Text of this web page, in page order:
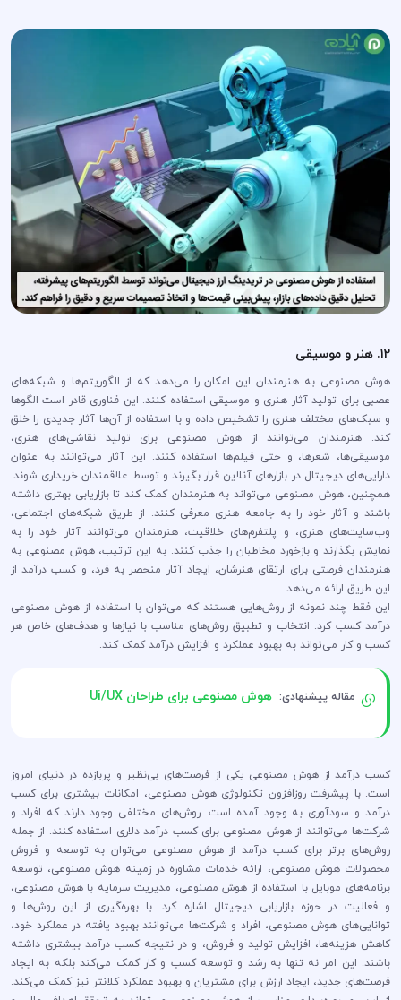
12. هنر و موسیقی
هوش مصنوعی به هنرمندان این امکان را می‌دهد که از الگوریتم‌ها و شبکه‌های
عصبی برای تولید آثار هنری و موسیقی استفاده کنند. این فناوری قادر است الگوها
و سبک‌های مختلف هنری را تشخیص داده و با استفاده از آن‌ها آثار جدیدی را خلق
کند. هنرمندان می‌توانند از هوش مصنوعی برای تولید نقاشی‌های هنری،
موسیقی‌ها، شعرها، و حتی فیلم‌ها استفاده کنند. این آثار می‌توانند به عنوان
دارایی‌های دیجیتال در بازارهای آنلاین قرار بگیرند و توسط علاقمندان خریداری شوند.
همچنین، هوش مصنوعی می‌تواند به هنرمندان کمک کند تا بازاریابی بهتری داشته
باشند و آثار خود را به جامعه هنری معرفی کنند. از طریق شبکه‌های اجتماعی،
وب‌سایت‌های هنری، و پلتفرم‌های خلاقیت، هنرمندان می‌توانند آثار خود را به
نمایش بگذارند و بازخورد مخاطبان را جذب کنند. به این ترتیب، هوش مصنوعی به
هنرمندان فرصتی برای ارتقای هنرشان، ایجاد آثار منحصر به فرد، و کسب درآمد از
این طریق ارائه می‌دهد.
این فقط چند نمونه از روش‌هایی هستند که می‌توان با استفاده از هوش مصنوعی
درآمد کسب کرد. انتخاب و تطبیق روش‌های مناسب با نیازها و هدف‌های خاص هر
کسب و کار می‌تواند به بهبود عملکرد و افزایش درآمد کمک کند.
مقاله پیشنهادی: هوش مصنوعی برای طراحان Ui/UX
کسب درآمد از هوش مصنوعی یکی از فرصت‌های بی‌نظیر و پربازده در دنیای امروز
است. با پیشرفت روزافزون تکنولوژی هوش مصنوعی، امکانات بیشتری برای کسب
درآمد و سودآوری به وجود آمده است. روش‌های مختلفی وجود دارند که افراد و
شرکت‌ها می‌توانند از هوش مصنوعی برای کسب درآمد دلاری استفاده کنند. از جمله
روش‌های برتر برای کسب درآمد از هوش مصنوعی می‌توان به توسعه و فروش
محصولات هوش مصنوعی، ارائه خدمات مشاوره در زمینه هوش مصنوعی، توسعه
برنامه‌های موبایل با استفاده از هوش مصنوعی، مدیریت سرمایه با هوش مصنوعی،
و فعالیت در حوزه بازاریابی دیجیتال اشاره کرد. با بهره‌گیری از این روش‌ها و
توانایی‌های هوش مصنوعی، افراد و شرکت‌ها می‌توانند بهبود یافته در عملکرد خود،
کاهش هزینه‌ها، افزایش تولید و فروش، و در نتیجه کسب درآمد بیشتری داشته
باشند. این امر نه تنها به رشد و توسعه کسب و کار کمک می‌کند بلکه به ایجاد
فرصت‌های جدید، ایجاد ارزش برای مشتریان و بهبود عملکرد کلانتر نیز کمک می‌کند.